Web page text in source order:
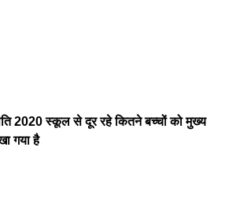
2020 स्कूल से दूर रहे कितने बच्चों को मुख्य
गया है